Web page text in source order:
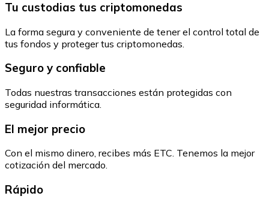
Tu custodias tus criptomonedas
La forma segura y conveniente de tener el control total de
tus fondos y proteger tus criptomonedas.
Seguro y confiable
Todas nuestras transacciones están protegidas con
seguridad informática.
El mejor precio
Con el mismo dinero, recibes más ETC. Tenemos la mejor
cotización del mercado.
Rápido